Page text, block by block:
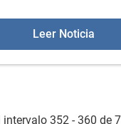
Leer Noticia
intervalo 352 - 360 de